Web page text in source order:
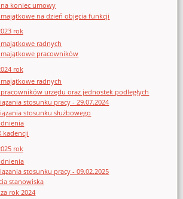
koniec umowy
na dzień objęcia funkcji
rok
radnych
pracowników
rok
radnych
urzędu oraz jednostek podległych
stosunku pracy - 29.07.2024
stosunku służbowego
kadencji
rok
stosunku pracy - 09.02.2025
stanowiska
rok 2024